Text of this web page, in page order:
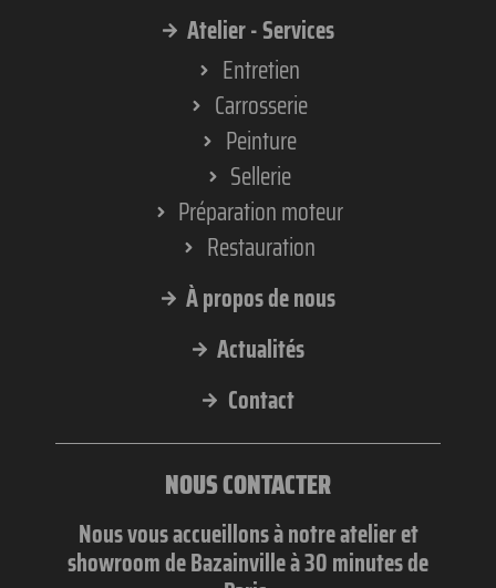
Atelier - Services
Entretien
Carrosserie
Peinture
Sellerie
Préparation moteur
Restauration
À propos de nous
Actualités
Contact
NOUS CONTACTER
Nous vous accueillons à notre atelier et
showroom de Bazainville à 30 minutes de